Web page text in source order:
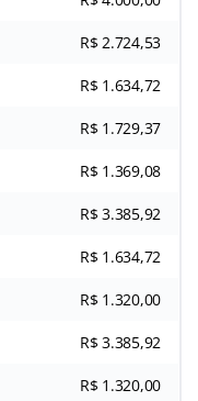
R$ 2.724,53
R$ 1.634,72
R$ 1.729,37
R$ 1.369,08
R$ 3.385,92
R$ 1.634,72
R$ 1.320,00
R$ 3.385,92
R$ 1.320,00